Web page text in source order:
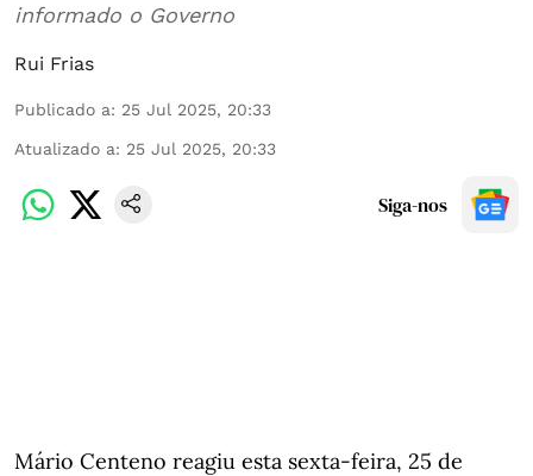
informado o Governo
Rui Frias
Publicado a: 25 Jul 2025, 20:33
Atualizado a: 25 Jul 2025, 20:33
Siga-nos
Mário Centeno reagiu esta sexta-feira, 25 de